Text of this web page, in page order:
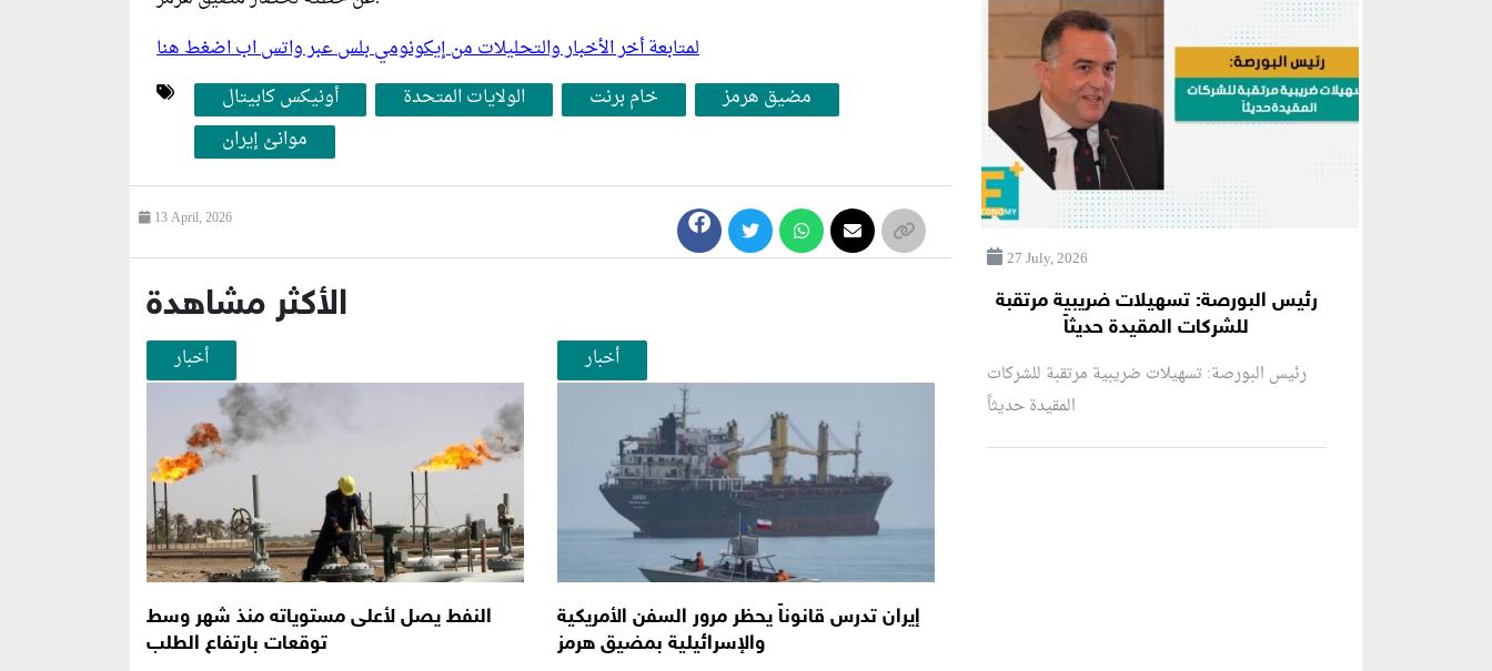
لمتابعة أخر الأخبار والتحليلات من إيكونومي بلس عبر واتس اب اضغط هنا
أونيكس كابيتال
الولايات المتحدة خام برنت
مضيق هرمز
موانئ إيران
13 April, 2026
الأكثر مشاهدة
أخبار
النفط يصل لأعلى مستوياته منذ شهر وسط
توقعات بارتفاع الطلب
أخبار
إيران تدرس قانوناً يحظر مرور السفن الأمريكية
والإسرائيلية بمضيق هرمز
27 July, 2026
رئيس البورصة: تسهيلات ضريبية مرتقبة
للشركات المقيدة حديثاً
رئيس البورصة: تسهيلات ضريبية مرتقبة للشركات